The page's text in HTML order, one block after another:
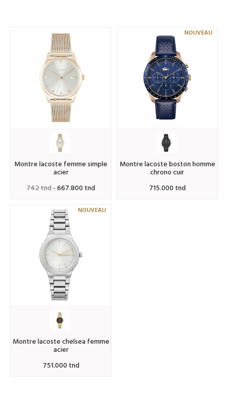
montre lacoste femme simple
acier
742 tnd- 667.800 tnd
montre lacoste boston homme
chrono cuir
715.000 tnd
NOUVEAU
montre lacoste chelsea femme
acier
751.000 tnd
NOUVEAU